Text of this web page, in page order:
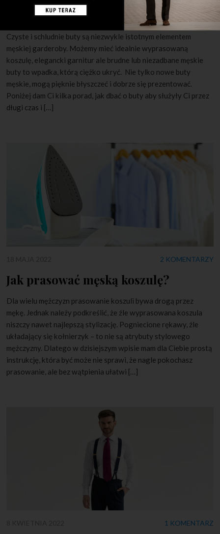
Jak pielęgnować męskie buty?
Czyste i schludnie buty są niezwykle istotnym elementem
męskiej garderoby. Możemy mieć idealnie wyprasowaną
koszulę, elegancki garnitur ale brudne lub niezadbane męskie
buty to wpadka, którą ciężko ukryć. Nie tylko nowe buty
męskie, mogą pięknie błyszczeć i dobrze się prezentować.
Poniżej dam Ci kilka porad, jak dbać o buty aby służyły Ci przez
długi czas i […]
2 KOMENTARZY
Jak prasować męską koszulę?
Dla wielu mężczyzn prasowanie koszuli bywa drogą przez
mękę. Jednak należy podkreślić, że źle wyprasowana koszula
niszczy nawet najlepszą stylizację. Pogniecione rękawy, źle
układający się kołnierzyk – to nie są atrybuty stylowego
mężczyzny. Dlatego w dzisiejszym wpisie mam dla Ciebie prostą
instrukcję, która być może nie sprawi, że nagle pokochasz
prasowanie, ale bez wątpienia ułatwi […]
1 KOMENTARZ